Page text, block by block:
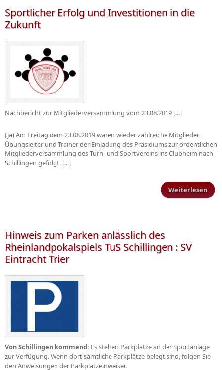
Sportlicher Erfolg und Investitionen in die
Zukunft
Nachbericht zur Mitgliederversammlung vom 23.08.2019 [...]
(ja) Am Freitag dem 23.08.2019 waren wieder zahlreiche Mitglieder,
Übungsleiter und Trainer der Einladung des Präsidiums zur ordentlichen
Mitgliederversammlung des Turn- und Sportvereins ins Clubheim nach
Schillingen gefolgt. [...]
Weiterlesen
Hinweis zum Parken anlässlich des
Rheinlandpokalspiels TuS Schillingen : SV
Eintracht Trier
Von Schillingen kommend: Es stehen Parkplätze an der Sportanlage
zur Verfügung. Wenn dort sämtliche Parkplätze belegt sind, folgen Sie
den Anweisungen der Parkplatzeinweiser.